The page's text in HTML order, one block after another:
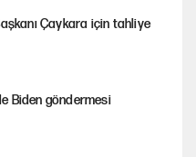
Çaykara için tahliye
Biden göndermesi